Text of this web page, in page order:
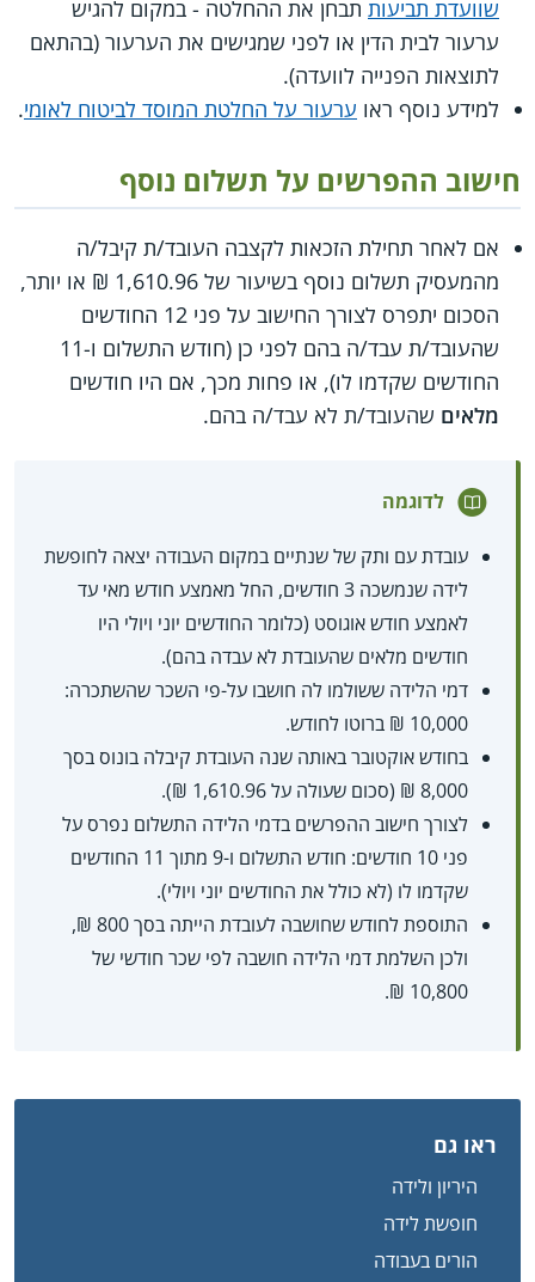
שוועדת תביעות תבחן את ההחלטה - במקום להגיש
ערעור לבית הדין או לפני שמגישים את הערעור (בהתאם
לתוצאות הפנייה לוועדה).
למידע נוסף ראו ערעור על החלטת המוסד לביטוח לאומי.
חישוב ההפרשים על תשלום נוסף
אם לאחר תחילת הזכאות לקצבה העובד/ת קיבל/ה
מהמעסיק תשלום נוסף בשיעור של 1,610.96 ₪ או יותר,
הסכום יתפרס לצורך החישוב על פני 12 החודשים
שהעובד/ת עבד/ה בהם לפני כן (חודש התשלום ו-11
החודשים שקדמו לו), או פחות מכך, אם היו חודשים
מלאים שהעובד/ת לא עבד/ה בהם.
לדוגמה
עובדת עם ותק של שנתיים במקום העבודה יצאה לחופשת
לידה שנמשכה 3 חודשים, החל מאמצע חודש מאי עד
לאמצע חודש אוגוסט (כלומר החודשים יוני ויולי היו
חודשים מלאים שהעובדת לא עבדה בהם).
דמי הלידה ששולמו לה חושבו על-פי השכר שהשתכרה:
10,000 ₪ ברוטו לחודש.
בחודש אוקטובר באותה שנה העובדת קיבלה בונוס בסך
8,000 ₪ (סכום שעולה על 1,610.96 ₪).
לצורך חישוב ההפרשים בדמי הלידה התשלום נפרס על
פני 10 חודשים: חודש התשלום ו-9 מתוך 11 החודשים
שקדמו לו (לא כולל את החודשים יוני ויולי).
התוספת לחודש שחושבה לעובדת הייתה בסך 800 ₪,
ולכן השלמת דמי הלידה חושבה לפי שכר חודשי של
10,800 ₪.
ראו גם
היריון ולידה
חופשת לידה
הורים בעבודה